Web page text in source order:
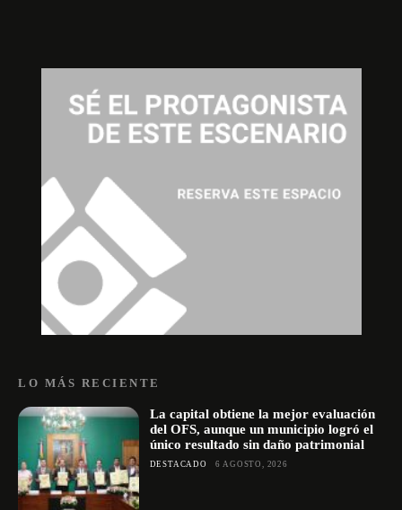
LO MÁS RECIENTE
La capital obtiene la mejor evaluación
del OFS, aunque un municipio logró el
único resultado sin daño patrimonial
DESTACADO 6 AGOSTO, 2026